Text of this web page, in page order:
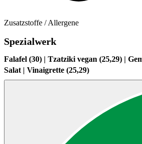
Zusatzstoffe / Allergene
Spezialwerk
Falafel (30) | Tzatziki vegan (25,29) |
Salat | Vinaigrette (25,29)